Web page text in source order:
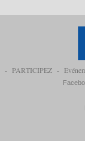
- PARTICIPEZ -